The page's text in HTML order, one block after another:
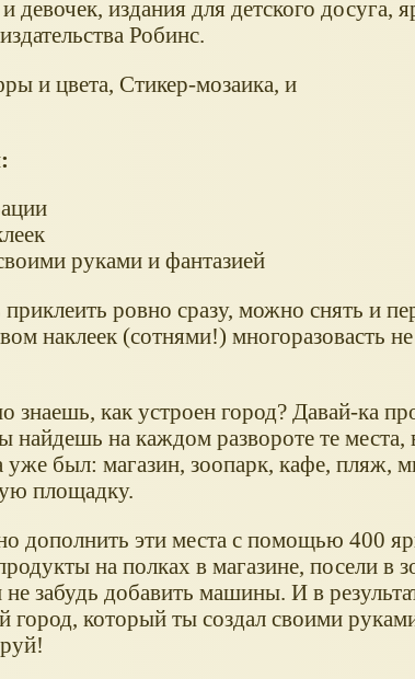
девочек, издания для детского досуга,
Робинс.
и цвета, Стикер-мозаика, и
руками и фантазией
ровно сразу, можно снять и
наклеек (сотнями!) многоразовасть
знаешь, как устроен город? Давай-ка
найдешь на каждом развороте те места,
уже был: магазин, зоопарк, кафе, пляж,
площадку.
дополнить эти места с помощью 400
на полках в магазине, посели в
забудь добавить машины. И в
город, который ты создал своими